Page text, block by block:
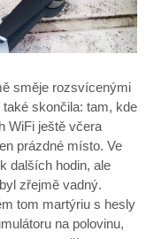
směje rozsvícenými
skončila: tam, kde
WiFi ještě včera
prázdné místo. Ve
dalších hodin, ale
zřejmě vadný.
tom martýriu s hesly
na polovinu,